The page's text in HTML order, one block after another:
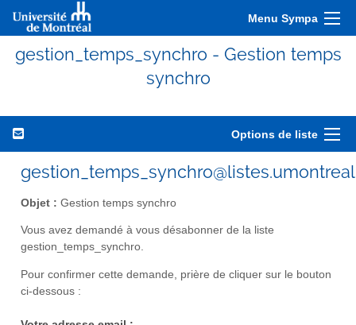
Menu Sympa
gestion_temps_synchro - Gestion temps
synchro
Options de liste
Objet : Gestion temps synchro
Vous avez demandé à vous désabonner de la liste
gestion_temps_synchro.
Pour confirmer cette demande, prière de cliquer sur le bouton
ci-dessous :